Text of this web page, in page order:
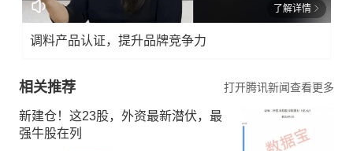
了解详情
调料产品认证，提升品牌竞争力
相关推荐 打开腾讯新闻查看更多
新建仓！这23股，外资最新潜伏，最
强牛股在列